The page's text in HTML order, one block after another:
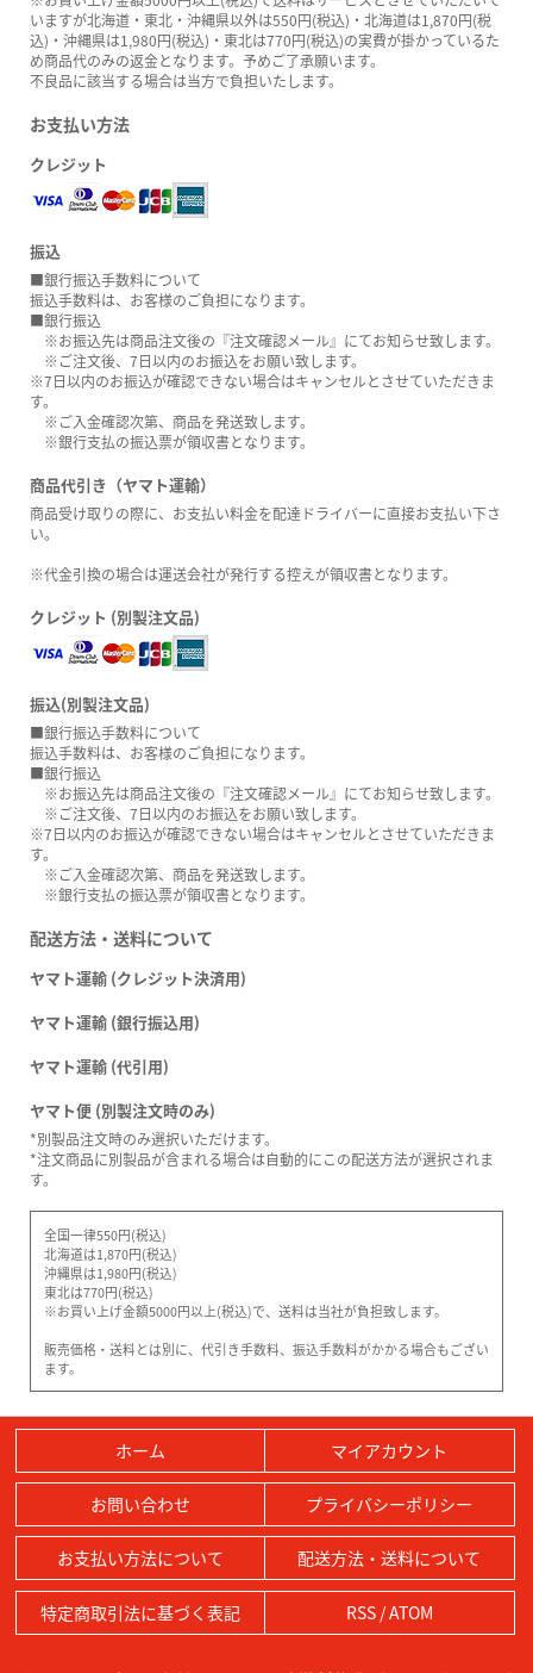
いますが北海道・東北・沖縄県以外は550円(税込)・北海道は1,870円(税
込)・沖縄県は1,980円(税込)・東北は770円(税込)の実費が掛かっているた
め商品代のみの返金となります。予めご了承願います。
不良品に該当する場合は当方で負担いたします。
お支払い方法
クレジット
振込
■銀行振込手数料について
振込手数料は、お客様のご負担になります。
■銀行振込
※お振込先は商品注文後の『注文確認メール』にてお知らせ致します。
※ご注文後、7日以内のお振込をお願い致します。
※7日以内のお振込が確認できない場合はキャンセルとさせていただきま
す。
※ご入金確認次第、商品を発送致します。
※銀行支払の振込票が領収書となります。
商品代引き（ヤマト運輸）
商品受け取りの際に、お支払い料金を配達ドライバーに直接お支払い下さ
い。
※代金引換の場合は運送会社が発行する控えが領収書となります。
クレジット (別製注文品)
振込(別製注文品)
■銀行振込手数料について
振込手数料は、お客様のご負担になります。
■銀行振込
※お振込先は商品注文後の『注文確認メール』にてお知らせ致します。
※ご注文後、7日以内のお振込をお願い致します。
※7日以内のお振込が確認できない場合はキャンセルとさせていただきま
す。
※ご入金確認次第、商品を発送致します。
※銀行支払の振込票が領収書となります。
配送方法・送料について
ヤマト運輸 (クレジット決済用)
ヤマト運輸 (銀行振込用)
ヤマト運輸 (代引用)
ヤマト便 (別製注文時のみ)
*別製品注文時のみ選択いただけます。
*注文商品に別製品が含まれる場合は自動的にこの配送方法が選択されま
す。
全国一律550円(税込)
北海道は1,870円(税込)
沖縄県は1,980円(税込)
東北は770円(税込)
※お買い上げ金額5000円以上(税込)で、送料は当社が負担致します。
販売価格・送料とは別に、代引き手数料、振込手数料がかかる場合もござい
ます。
ホーム マイアカウント
お問い合わせ プライバシーポリシー
お支払い方法について 配送方法・送料について
特定商取引法に基づく表記 RSS/ATOM